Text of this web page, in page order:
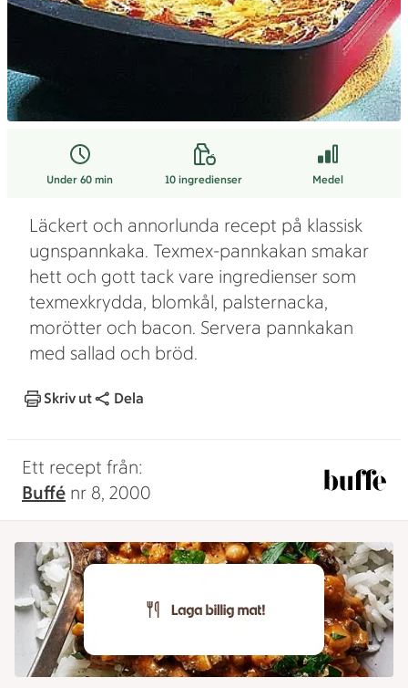
Under 60 min 10ingredienser Medel
Läckert och annorlunda recept på klassisk
ugnspannkaka. Texmex-pannkakan smakar
hett och gott tack vare ingredienser som
texmexkrydda, blomkål, palsternacka,
morötter och bacon. Servera pannkakan
med sallad och bröd.
Skriv ut Dela
Ett recept från:
Buffé nr 8, 2000